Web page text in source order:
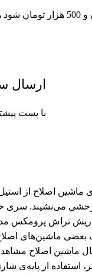
چنانچه جمع سبد خرید شما
ارسال
با پست
ماشین اصلاح
می‌نشیند. سری
از دستگاه استفاده کرد. برخلاف
ماشین اصلاح
استفاده از پایه‌ی